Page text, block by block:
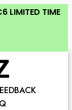
LIMITED TIME